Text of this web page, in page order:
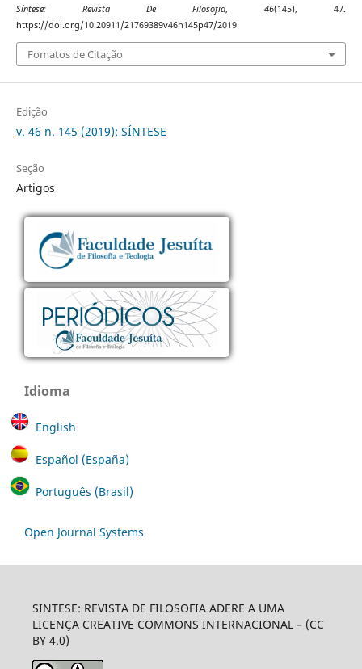
Síntese: Revista De Filosofia,46(145), 47.
https://doi.org/10.20911/21769389v46n145p47/2019
Fomatos de Citação
Edição
v. 46 n. 145 (2019): SÍNTESE
Seção
Artigos
Idioma
English
Español (España)
Português (Brasil)
Open Journal Systems
SINTESE: REVISTA DE FILOSOFIA ADERE A UMA
LICENÇA CREATIVE COMMONS INTERNACIONAL – (CC
BY 4.0)